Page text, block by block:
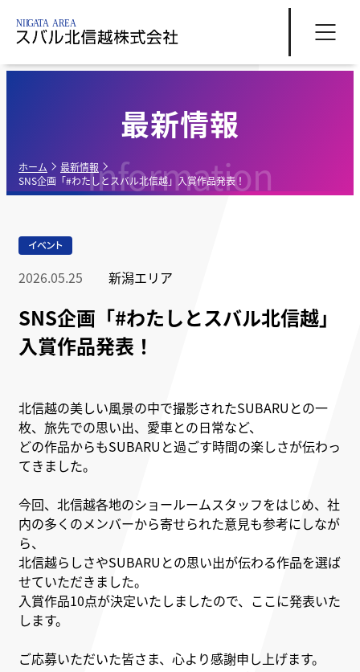
Information
最新情報
ホーム
最新情報
SNS企画「#わたしとスバル北信越」入賞作品発表！
イベント
2026.05.25 新潟エリア
SNS企画「#わたしとスバル北信越」
入賞作品発表！
北信越の美しい風景の中で撮影されたSUBARUとの一
枚、旅先での思い出、愛車との日常など、
どの作品からもSUBARUと過ごす時間の楽しさが伝わっ
てきました。
今回、北信越各地のショールームスタッフをはじめ、社
内の多くのメンバーから寄せられた意見も参考にしなが
ら、
北信越らしさやSUBARUとの思い出が伝わる作品を選ば
せていただきました。
入賞作品10点が決定いたしましたので、ここに発表いた
します。
ご応募いただいた皆さま、心より感謝申し上げます。